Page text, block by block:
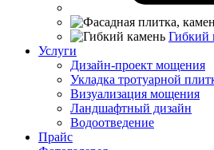
Гибкий
Услуги
Дизайн-проект мощения
Укладка тротуарной
Визуализация мощения
Ландшафтный дизайн
Водоотведение
Прайс